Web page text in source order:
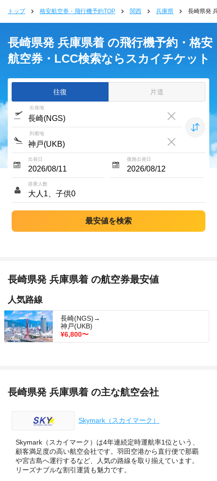
トップ 格安航空券・飛行機予約TOP 関西 兵庫県 長崎県発
長崎県発 兵庫県着 の飛行機予約・格安
航空券・LCC検索ならスカイチケット
往復 片道
出発地
到着地
出発日 復路出発日
搭乗人数
長崎県発 兵庫県着 の航空券最安値
人気路線
長崎(NGS)→
神戸(UKB)
¥6,800〜
長崎県発 兵庫県着 の主な航空会社
Skymark（スカイマーク）
Skymark（スカイマーク）は4年連続定時運航率1位という、
顧客満足度の高い航空会社です。羽田空港から直行便で那覇
や宮古島へ運行するなど、人気の路線を取り揃えています。
リーズナブルな割引運賃も魅力です。